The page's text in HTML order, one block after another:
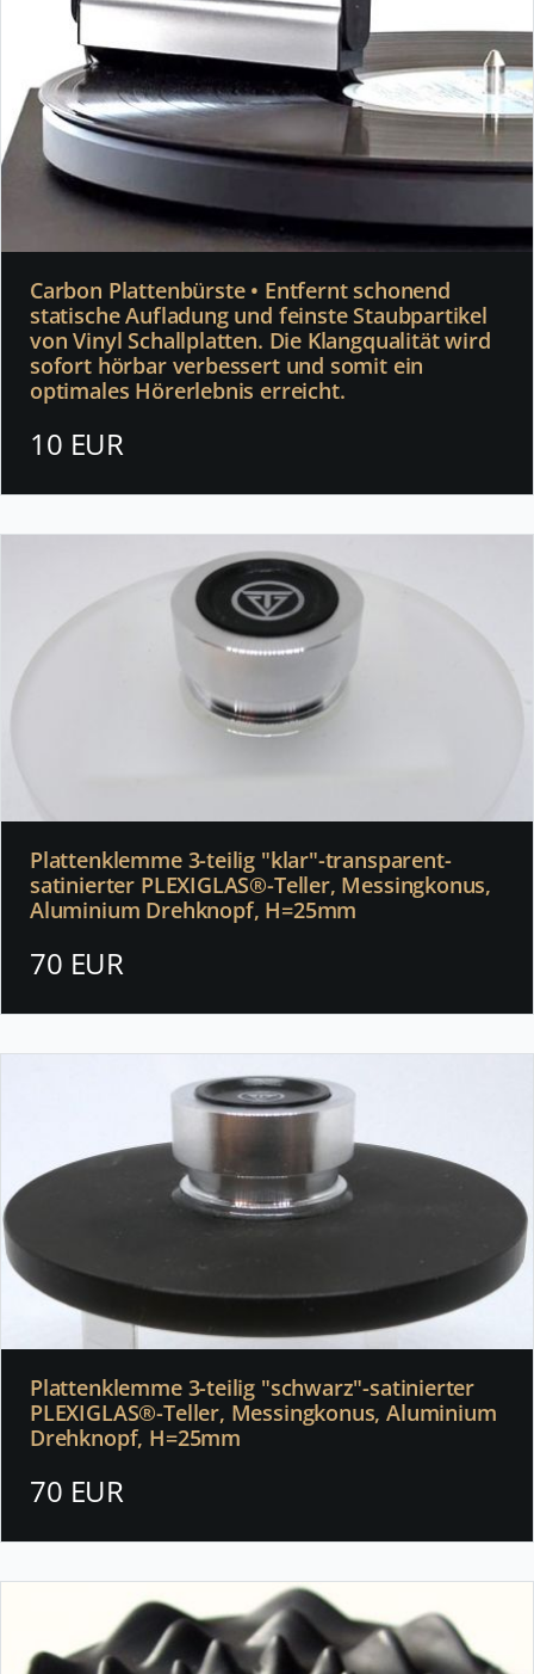
Carbon Plattenbürste • Entfernt schonend
statische Aufladung und feinste Staubpartikel
von Vinyl Schallplatten. Die Klangqualität wird
sofort hörbar verbessert und somit ein
optimales Hörerlebnis erreicht.
10 EUR
Plattenklemme 3-teilig "klar"-transparent-
satinierter PLEXIGLAS®-Teller, Messingkonus,
Aluminium Drehknopf, H=25mm
70 EUR
Plattenklemme 3-teilig "schwarz"-satinierter
PLEXIGLAS®-Teller, Messingkonus, Aluminium
Drehknopf, H=25mm
70 EUR